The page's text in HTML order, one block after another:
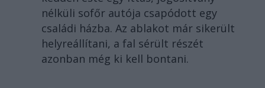
nélküli sofőr autója csapódott egy
családi házba. Az ablakot már sikerült
helyreállítani, a fal sérült részét
azonban még ki kell bontani.